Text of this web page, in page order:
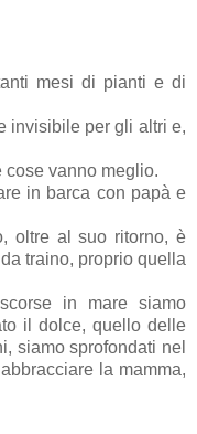
mesi di pianti e di
invisibile per gli altri e,
cose vanno meglio.
in barca con papà e
oltre al suo ritorno, è
traino, proprio quella
in mare siamo
il dolce, quello delle
siamo sprofondati nel
la mamma,